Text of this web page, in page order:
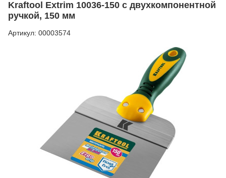
Kraftool Extrim 10036-150 с двухкомпонентной
ручкой, 150 мм
Артикул: 00003574